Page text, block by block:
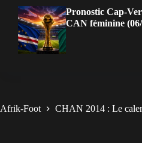
Pronostic Cap-
CAN féminine
Afrik-Foot CHAN 2014 : Le